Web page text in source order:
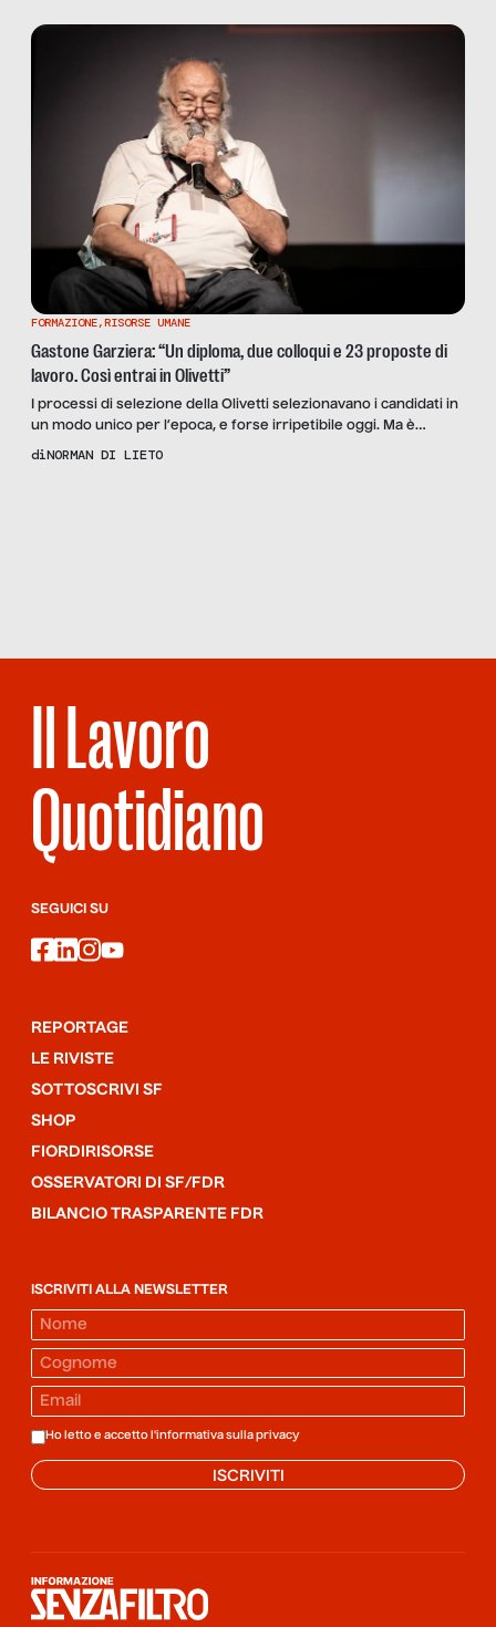
del coor­di­na­mento Gior­na­li­sti Pre­cari Campani. Le interviste
offrono uno spac­cato tanto qua­li­fi­cato quanto inte­res­sante, […]
FORMAZIONE,RISORSE UMANE
Gastone Garziera: “Un diploma, due colloqui e 23 proposte di
lavoro. Così entrai in Olivetti”
I processi di selezione della Olivetti selezionavano i candidati in
un modo unico per l’epoca, e forse irripetibile oggi. Ma è
davvero così? Le testimonianze di Gastone Garziera e Fabio
diNORMAN DI LIETO
Il Lavoro
Quotidiano
SEGUICI SU
facebook
linkedin
instagram
youtube
REPORTAGE
LE RIVISTE
SOTTOSCRIVI SF
SHOP
FIORDIRISORSE
OSSERVATORI DI SF/FDR
BILANCIO TRASPARENTE FDR
ISCRIVITI ALLA NEWSLETTER
Ho letto e accetto l'informativa sulla privacy
ISCRIVITI